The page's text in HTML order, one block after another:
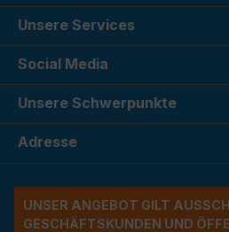
Unsere Services
Social Media
Unsere Schwerpunkte
Adresse
UNSER ANGEBOT GILT
ESCHÄFTSKUNDEN UND